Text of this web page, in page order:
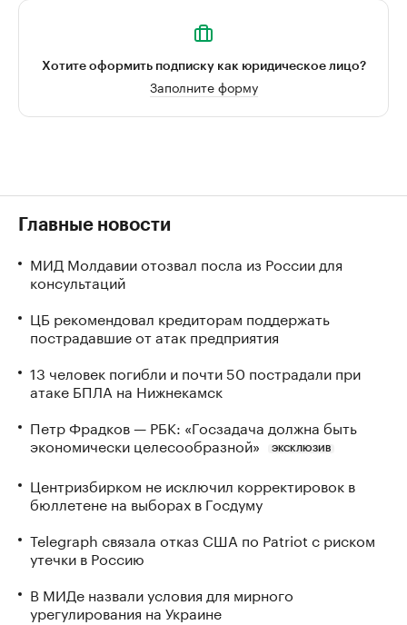
Хотите оформить подписку как юридическое лицо?
Заполните форму
Главные новости
МИД Молдавии отозвал посла из России для
консультаций
ЦБ рекомендовал кредиторам поддержать
пострадавшие от атак предприятия
13 человек погибли и почти 50 пострадали при
атаке БПЛА на Нижнекамск
Петр Фрадков — РБК: «Госзадача должна быть
экономически целесообразной»
ЭКСКЛЮЗИВ
Центризбирком не исключил корректировок в
бюллетене на выборах в Госдуму
Telegraph связала отказ США по Patriot с риском
утечки в Россию
В МИДе назвали условия для мирного
урегулирования на Украине